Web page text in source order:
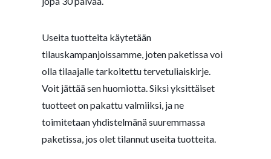
Useita tuotteita käytetään
tilauskampanjoissamme, joten paketissa voi
olla tilaajalle tarkoitettu tervetuliaiskirje.
Voit jättää sen huomiotta. Siksi yksittäiset
tuotteet on pakattu valmiiksi, ja ne
toimitetaan yhdistelmänä suuremmassa
paketissa, jos olet tilannut useita tuotteita.